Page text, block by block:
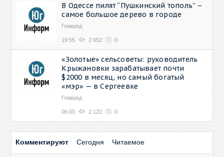
В Одессе пилят “Пушкинский тополь” –
самое большое дерево в городе
Главред
19:55 2 652 0
«Золотые» сельсоветы: руководитель
Крыжановки зарабатывает почти
$2000 в месяц, но самый богатый
«мэр» — в Сергеевке
Главред
06:00 2 122 0
Комментируют Сегодня Читаемое